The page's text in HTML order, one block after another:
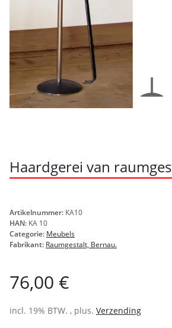
Haardgerei van
Artikelnummer: KA10
HAN: KA 10
Categorie: Meubels
Fabrikant: Raumgestalt, Bernau.
76,00 €
incl. 19% BTW. , plus. Verzending